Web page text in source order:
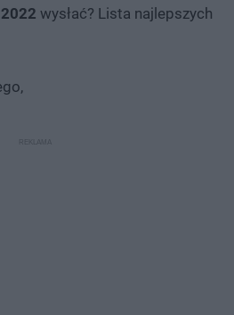
wysłać? Lista najlepszych